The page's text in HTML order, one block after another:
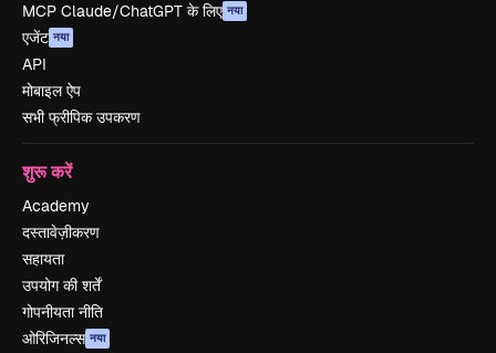
MCP Claude/ChatGPT के लिए नया
एजेंट नया
API
मोबाइल ऐप
सभी फ्रीपिक उपकरण
शुरू करें
Academy
दस्तावेज़ीकरण
सहायता
उपयोग की शर्तें
गोपनीयता नीति
ओरिजिनल्स नया